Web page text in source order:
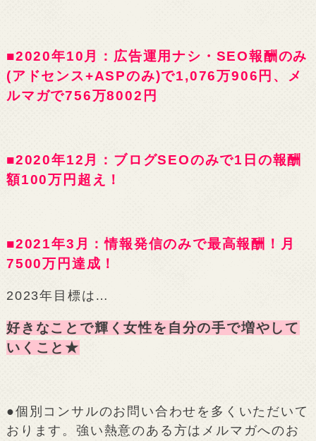
■2020年10月：広告運用ナシ・SEO報酬のみ
(アドセンス+ASPのみ)で1,076万906円、メ
ルマガで756万8002円
■2020年12月：ブログSEOのみで1日の報酬
額100万円超え！
■2021年3月：情報発信のみで最高報酬！月
7500万円達成！
2023年目標は…
好きなことで輝く女性を自分の手で増やして
いくこと★
●個別コンサルのお問い合わせを多くいただいて
おります。強い熱意のある方はメルマガへのお